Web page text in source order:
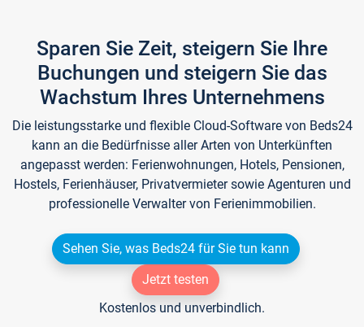
Sparen Sie Zeit, steigern Sie Ihre
Buchungen und steigern Sie das
Wachstum Ihres Unternehmens
Die leistungsstarke und flexible Cloud-Software von Beds24
kann an die Bedürfnisse aller Arten von Unterkünften
angepasst werden: Ferienwohnungen, Hotels, Pensionen,
Hostels, Ferienhäuser, Privatvermieter sowie Agenturen und
professionelle Verwalter von Ferienimmobilien.
Sehen Sie, was Beds24 für Sie tun kann
Jetzt testen
Kostenlos und unverbindlich.